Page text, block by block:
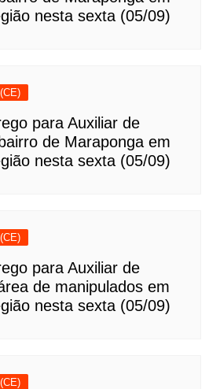
nesta sexta (05/09)
para Auxiliar de
de Maraponga em
nesta sexta (05/09)
para Auxiliar de
de manipulados em
nesta sexta (05/09)